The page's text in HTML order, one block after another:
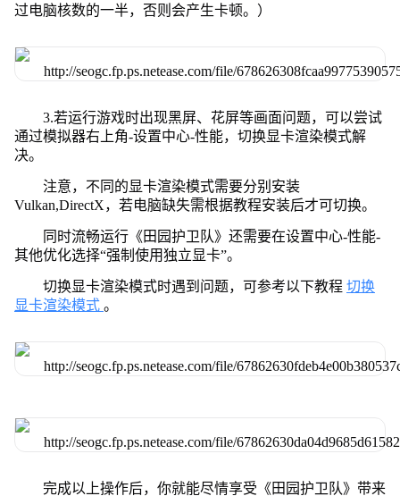
过电脑核数的一半，否则会产生卡顿。）
3.若运行游戏时出现黑屏、花屏等画面问题，可以尝试
通过模拟器右上角-设置中心-性能，切换显卡渲染模式解
决。
注意，不同的显卡渲染模式需要分别安装
Vulkan,DirectX，若电脑缺失需根据教程安装后才可切换。
同时流畅运行《田园护卫队》还需要在设置中心-性能-
其他优化选择“强制使用独立显卡”。
切换显卡渲染模式时遇到问题，可参考以下教程 切换
显卡渲染模式 。
完成以上操作后，你就能尽情享受《田园护卫队》带来